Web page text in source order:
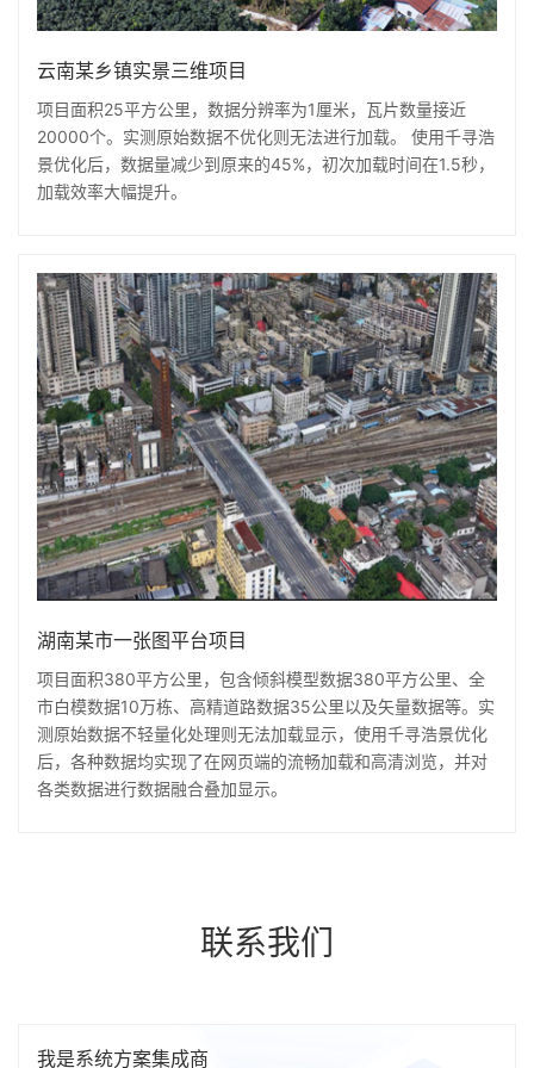
云南某乡镇实景三维项目
项目面积25平方公里，数据分辨率为1厘米，瓦片数量接近
20000个。实测原始数据不优化则无法进行加载。 使用千寻浩
景优化后，数据量减少到原来的45%，初次加载时间在1.5秒，
加载效率大幅提升。
湖南某市一张图平台项目
项目面积380平方公里，包含倾斜模型数据380平方公里、全
市白模数据10万栋、高精道路数据35公里以及矢量数据等。实
测原始数据不轻量化处理则无法加载显示，使用千寻浩景优化
后，各种数据均实现了在网页端的流畅加载和高清浏览，并对
各类数据进行数据融合叠加显示。
联系我们
我是系统方案集成商